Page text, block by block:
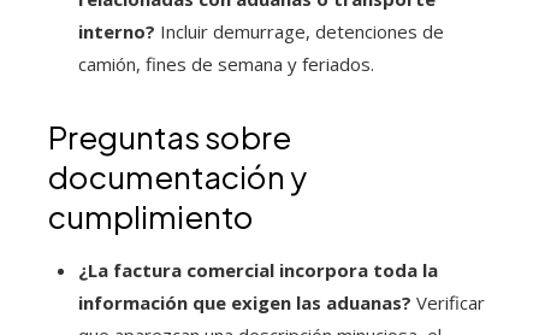
interno? Incluir demurrage, detenciones de
camión, fines de semana y feriados.
Preguntas sobre
documentación y
cumplimiento
¿La factura comercial incorpora toda la
información que exigen las aduanas? Verificar